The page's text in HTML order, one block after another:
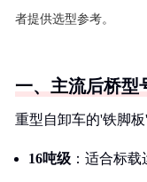
者提供选型参考。
一、主流后桥型
重型自卸车的'铁脚
16吨级 ：适合标